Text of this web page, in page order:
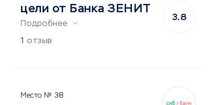
цели от Банка ЗЕНИТ
Подробнее
1 отзыв
3.8
38